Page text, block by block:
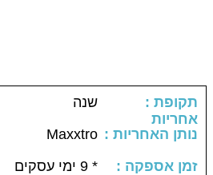
: תקופת
אחריות
שנה
: נותן האחריות
Maxxtro
: זמן אספקה
* 9 ימי עסקים